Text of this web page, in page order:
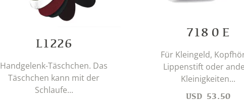
L1226
Handgelenk-Täschchen. Das
Täschchen kann mit der
Schlaufe...
718 0 E
Für Kleingeld,
Lippenstift oder
Kleinigkeiten...
USD 53.50